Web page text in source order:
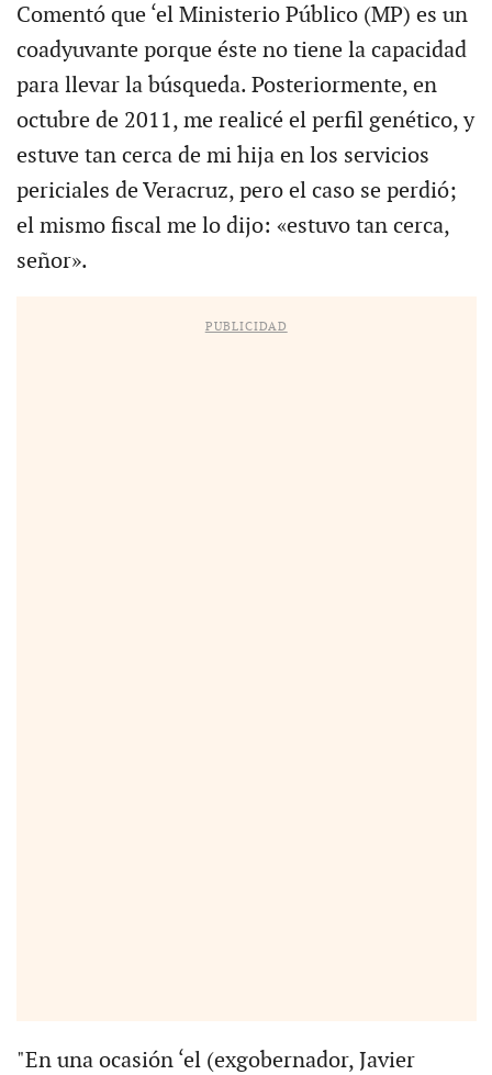
Comentó que ‘el Ministerio Público (MP) es un
coadyuvante porque éste no tiene la capacidad
para llevar la búsqueda. Posteriormente, en
octubre de 2011, me realicé el perfil genético, y
estuve tan cerca de mi hija en los servicios
periciales de Veracruz, pero el caso se perdió;
el mismo fiscal me lo dijo: «estuvo tan cerca,
señor».
PUBLICIDAD
"En una ocasión ‘el (exgobernador, Javier